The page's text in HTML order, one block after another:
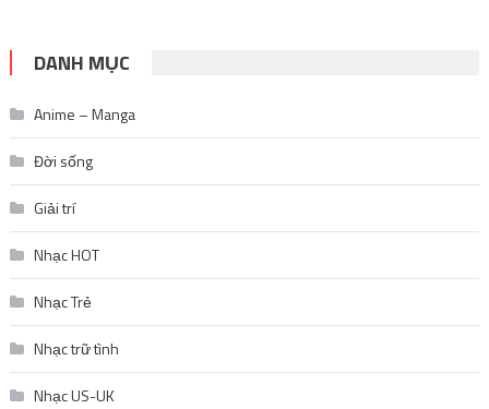
DANH MỤC
Anime – Manga
Đời sống
Giải trí
Nhạc HOT
Nhạc Trẻ
Nhạc trữ tình
Nhạc US-UK